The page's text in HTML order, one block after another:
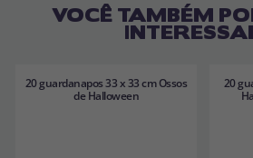
VOCÊ TAMBÉM
20 guardanapos 33 x 33 cm Ossos
de Halloween
20